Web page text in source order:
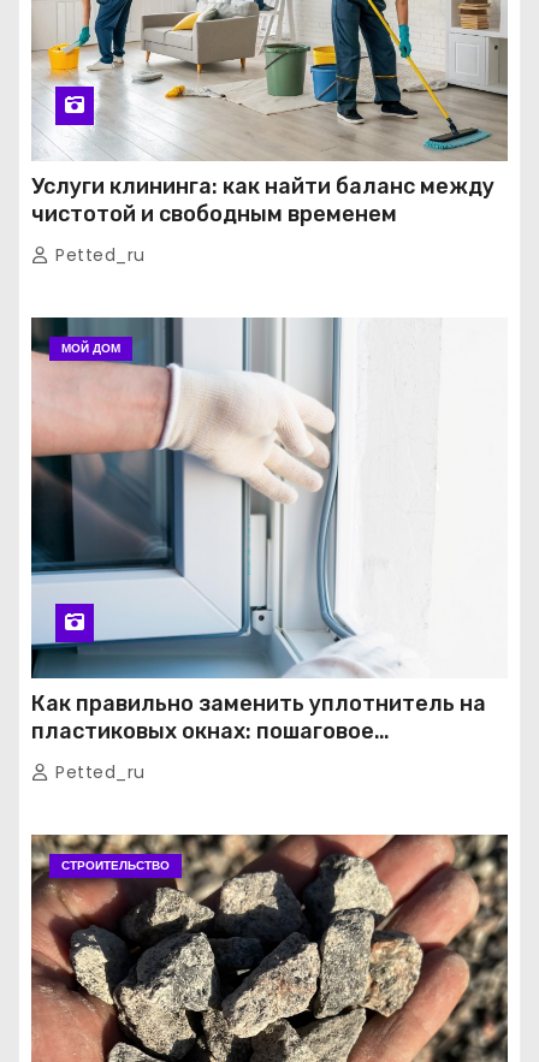
Услуги клининга: как найти баланс между
чистотой и свободным временем
Petted_ru
МОЙ ДОМ
Как правильно заменить уплотнитель на
пластиковых окнах: пошаговое
руководство от экспертов
Petted_ru
СТРОИТЕЛЬСТВО